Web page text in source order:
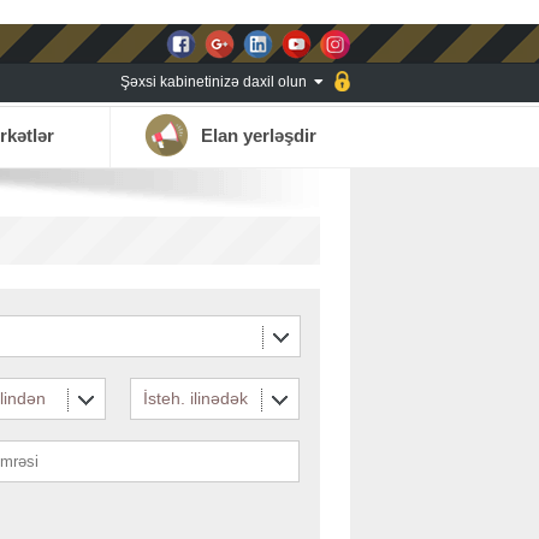
Şəxsi kabinetinizə daxil olun
Elan yerləşdir
İsteh. ilinədək